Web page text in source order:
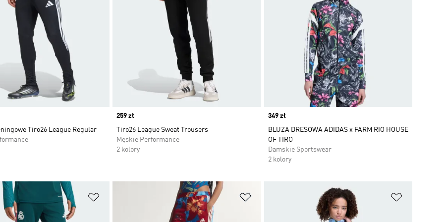
Tiro26 League Regular
Price
259 zł
Tiro26 League Sweat Trousers
Męskie Performance
2 kolory
Price
349 zł
BLUZA DRESOWA ADIDAS x FARM RIO HOUSE
OF TIRO
Damskie Sportswear
2 kolory
Dodaj do listy życzeń